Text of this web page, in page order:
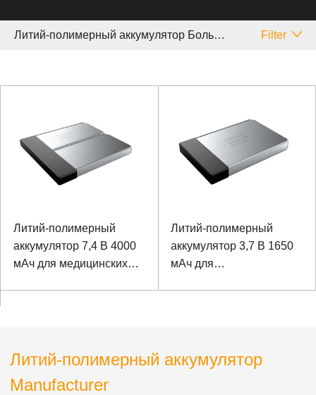
Литий-полимерный аккумулятор Большой Опрос Filter
Литий-полимерный
аккумулятор 7,4 В 4000
мАч для медицинских
Литий-полимерный
аккумулятор 3,7 В 1650
мАч для
Литий-полимерный аккумулятор
Manufacturer